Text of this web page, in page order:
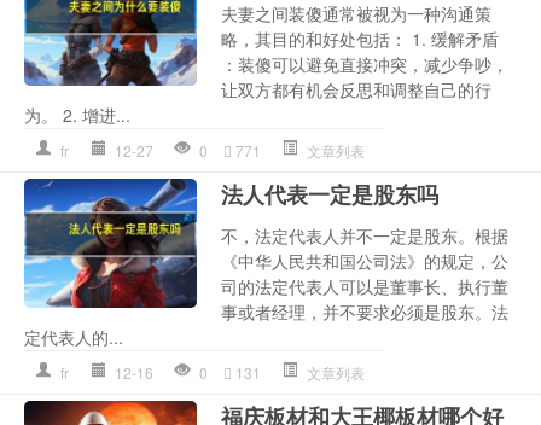
夫妻之间装傻通常被视为一种沟通策
略，其目的和好处包括： 1. 缓解矛盾
：装傻可以避免直接冲突，减少争吵，
让双方都有机会反思和调整自己的行
为。 2. 增进...
fr 12-27 0 771 文章列表
法人代表一定是股东吗
不，法定代表人并不一定是股东。根据
《中华人民共和国公司法》的规定，公
司的法定代表人可以是董事长、执行董
事或者经理，并不要求必须是股东。法
定代表人的...
fr 12-16 0 131 文章列表
福庆板材和大王椰板材哪个好